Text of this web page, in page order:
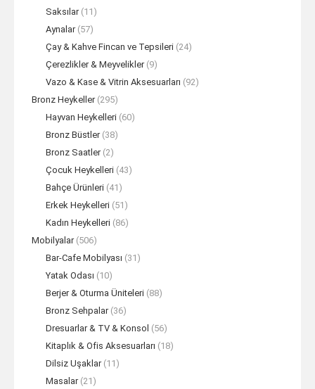
Saksılar (11)
Aynalar (57)
Çay & Kahve Fincan ve Tepsileri (24)
Çerezlikler & Meyvelikler (9)
Vazo & Kase & Vitrin Aksesuarları (92)
Bronz Heykeller (295)
Hayvan Heykelleri (60)
Bronz Büstler (38)
Bronz Saatler (2)
Çocuk Heykelleri (43)
Bahçe Ürünleri (41)
Erkek Heykelleri (51)
Kadın Heykelleri (86)
Mobilyalar (506)
Bar-Cafe Mobilyası (31)
Yatak Odası (10)
Berjer & Oturma Üniteleri (88)
Bronz Sehpalar (36)
Dresuarlar & TV & Konsol (56)
Kitaplık & Ofis Aksesuarları (18)
Dilsiz Uşaklar (11)
Masalar (21)